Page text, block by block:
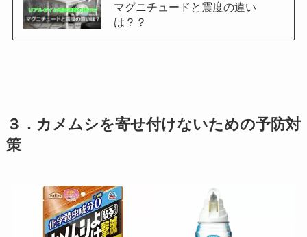
マグニチュードと震度の違い
は？？
３．カメムシを寄せ付けないための予防対
策